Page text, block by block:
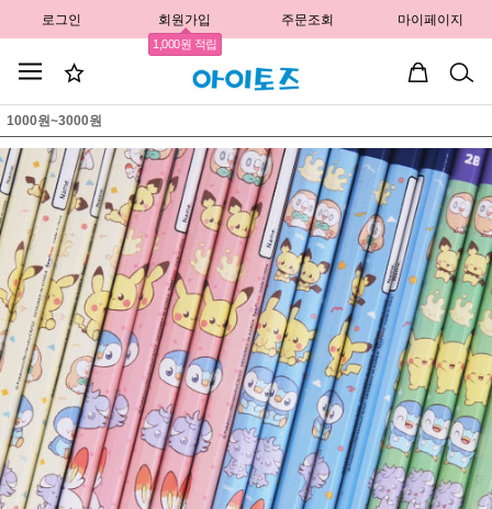
로그인 회원가입
1,000원 적립
주문조회 마이페이지
1000원~3000원